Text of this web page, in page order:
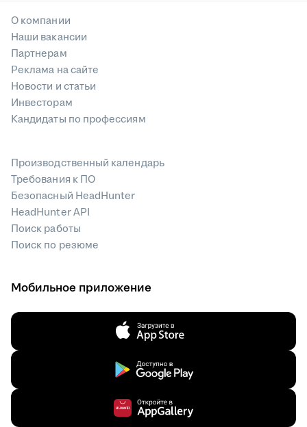
О компании
Наши вакансии
Партнерам
Реклама на сайте
Новости и статьи
Инвесторам
Кандидаты по профессиям
Производственный календарь
Требования к ПО
Безопасный HeadHunter
HeadHunter API
Поиск работы
Поиск по резюме
Мобильное приложение